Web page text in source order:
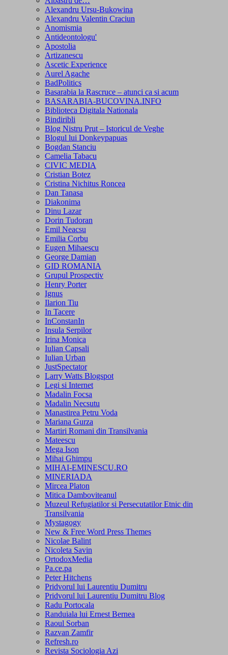
Alexandru Ursu-Bukowina
Alexandru Valentin Craciun
Anomismia
Antideontologu'
Apostolia
Artizanescu
Ascetic Experience
Aurel Agache
BadPolitics
Basarabia la Rascruce – atunci ca si acum
BASARABIA-BUCOVINA.INFO
Biblioteca Digitala Nationala
Bindiribli
Blog Nistru Prut – Istoricul de Veghe
Blogul lui Donkeypapuas
Bogdan Stanciu
Camelia Tabacu
CIVIC MEDIA
Cristian Botez
Cristina Nichitus Roncea
Dan Tanasa
Diakonima
Dinu Lazar
Dorin Tudoran
Emil Neacsu
Emilia Corbu
Eugen Mihaescu
George Damian
GID ROMANIA
Grupul Prospectiv
Henry Porter
Ignus
Ilarion Tiu
In Tacere
InConstanIn
Insula Serpilor
Irina Monica
Iulian Capsali
Iulian Urban
JustSpectator
Larry Watts Blogspot
Legi si Internet
Madalin Focsa
Madalin Necsutu
Manastirea Petru Voda
Mariana Gurza
Martiri Romani din Transilvania
Mateescu
Mega Ison
Mihai Ghimpu
MIHAI-EMINESCU.RO
MINERIADA
Mircea Platon
Mitica Damboviteanul
Muzeul Refugiatilor si Persecutatilor Etnic din
Transilvania
Mystagogy
New & Free Word Press Themes
Nicolae Balint
Nicoleta Savin
OrtodoxMedia
Pa.ce.pa
Peter Hitchens
Pridvorul lui Laurentiu Dumitru
Pridvorul lui Laurentiu Dumitru Blog
Radu Portocala
Randuiala lui Ernest Bernea
Raoul Sorban
Razvan Zamfir
Refresh.ro
Revista Sociologia Azi